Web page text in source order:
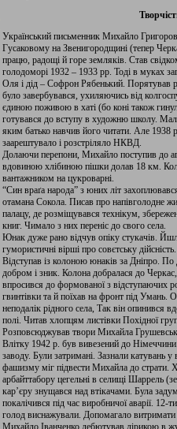
Український письменник Михайло
Гусаковому на Звенигородщині (тепер
працю, радощі й горе земляків. Став
голодоморі 1932 – 1933 рр. Тоді в муках
Оля і дід – Софрон Рябенький. Порятував
було завербувався, ухиляючись від
єдиною поживою в хаті (бо коні також
готувався до вступу в художню школу.
яким батько навчив його читати. Але 1938
заарештувало і розстріляло НКВД.
Долаючи перепони, Михайло поступив до
вдовиною хлібиною пішки долав 18 км.
вантажником на цукроварні.
“Син враґа народа” з юних літ
отамана Сокола. Писав про напівголодне
палацу, де розміщувався технікум,
книг. Чимало з них переніс до свого села.
Юнак дуже рано відчув опіку стукачів.
гумористичні вірші про совєтську
Відступав із колоною юнаків за Дніпро. По
добром і зник. Колона добралася до
впросився до формованої з відступаючих
гвинтівки та й поїхав на фронт під Умань.
неподалік рідного села, Так він опинився
полі. Читав хлопцям листівки Похідної
Розповсюджував твори Михайла
Влітку 1942 р. був вивезений до
заводу. Були затримані. Зазнали катувань
фашизму міг підвести Михайла до страти.
арбайттабору цегельні в селищі Шаррель
кар’єру знущався над втікачами. Була
покалічився під час виробничої аварії.
голод виснажували. Допомагало
Михайло Іванченко дебютував лірикою в